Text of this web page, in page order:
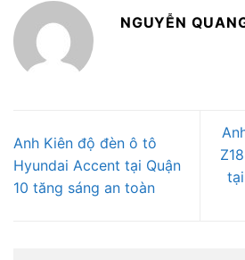
NGUYỄN
Anh Kiên độ đèn ô tô
Hyundai Accent tại Quận
10 tăng sáng an toàn